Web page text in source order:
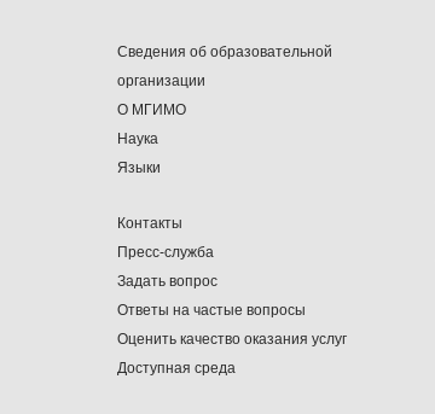
Сведения об образовательной
организации
О МГИМО
Наука
Языки
Контакты
Пресс-служба
Задать вопрос
Ответы на частые вопросы
Оценить качество оказания услуг
Доступная среда